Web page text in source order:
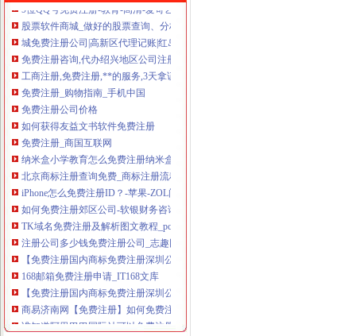
股票软件商城_做好的股票查询、分析、交易软件！免费注册、下载
城免费注册公司|高新区代理记账|红岛公司变更|城补缴社保|城股
免费注册咨询,代办绍兴地区公司注册、免费财税顾问-绍兴58同城
工商注册,免费注册,**的服务,3天拿证-义乌58同城
免费注册_购物指南_手机中国
免费注册公司价格
如何获得友益文书软件免费注册
免费注册_商国互联网
纳米盒小学教育怎么免费注册纳米盒英语注册方法_西西软件资讯
北京商标注册查询免费_商标注册流程及费用【成功率近97%！】
iPhone怎么免费注册ID？-苹果-ZOL问答堂
如何免费注册郊区公司-软银财务咨询
TK域名免费注册及解析图文教程_pc6资讯
注册公司多少钱免费注册公司_志趣网
【免费注册国内商标免费注册深圳公司】-福田华北易登网
168邮箱免费注册申请_IT168文库
【免费注册国内商标免费注册深圳公司】-南山科技园易登网
商易济南网【免费注册】如何免费注册会员_商易济南_新浪博客
谁知道阿里巴巴国际站可以免费注册么？
免费注册免费注册-广州58同城